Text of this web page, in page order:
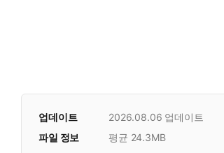
업데이트 2026.08.06 업데이트
파일 정보
평균 24.3MB